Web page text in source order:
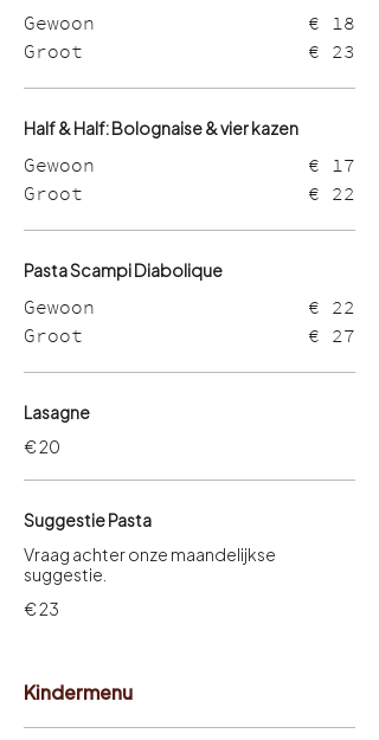
Gewoon
€ 18
Groot
€ 23
Half & Half: Bolognaise & vier kazen
Gewoon
€ 17
Groot
€ 22
Pasta Scampi Diabolique
Gewoon
€ 22
Groot
€ 27
Lasagne
€ 20
Suggestie Pasta
Vraag achter onze maandelijkse
suggestie.
€ 23
Kindermenu